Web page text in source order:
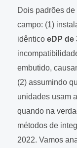
Dois padrões
campo: (1)
idêntico eDP de
embutido,
(2) assumindo
unidades usam
quando na
métodos de
2022. Vamos